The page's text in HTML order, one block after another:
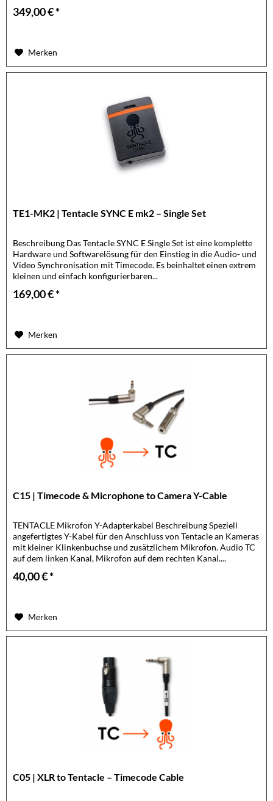
349,00 € *
Merken
TE1-MK2 | Tentacle SYNC E mk2 – Single Set
Beschreibung Das Tentacle SYNC E Single Set ist eine komplette
Hardware und Softwarelösung für den Einstieg in die Audio- und
Video Synchronisation mit Timecode. Es beinhaltet einen extrem
kleinen und einfach konfigurierbaren...
169,00 € *
Merken
C15 | Timecode & Microphone to Camera Y-Cable
TENTACLE Mikrofon Y-Adapterkabel Beschreibung Speziell
angefertigtes Y-Kabel für den Anschluss von Tentacle an Kameras
mit kleiner Klinkenbuchse und zusätzlichem Mikrofon. Audio TC
auf dem linken Kanal, Mikrofon auf dem rechten Kanal....
40,00 € *
Merken
C05 | XLR to Tentacle – Timecode Cable